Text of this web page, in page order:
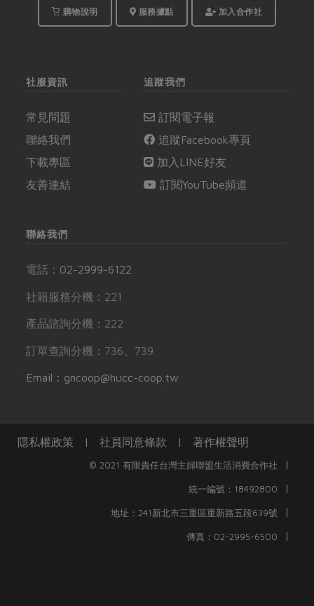
購物說明 服務據點 加入合作社
社服資訊
常見問題
聯絡我們
下載專區
友善連結
追蹤我們
訂閱電子報
追蹤Facebook專頁
加入LINE好友
訂閱YouTube頻道
聯絡我們
電話： 02-2999-6122
社籍服務分機：221
產品諮詢分機：222
訂單查詢分機：736、739
Email：gncoop@hucc-coop.tw
隱私權政策 | 社員同意條款 | 著作權聲明
© 2021 有限責任台灣主婦聯盟生活消費合作社 |
統一編號：18492800 |
地址：241新北市三重區重新路五段639號 |
傳真：02-2995-6500 |